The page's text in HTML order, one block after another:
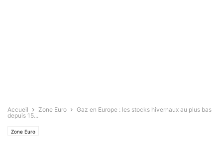
Accueil Zone Euro
Gaz en Europe : les stocks hivernaux au plus bas
depuis 15...
Zone Euro